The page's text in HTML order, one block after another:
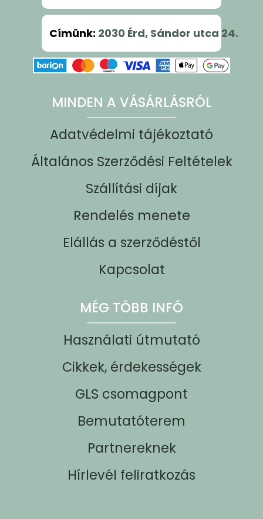
MINDEN A VÁSÁRLÁSRÓL
Adatvédelmi tájékoztató
Általános Szerződési Feltételek
Szállítási díjak
Rendelés menete
Elállás a szerződéstől
Kapcsolat
MÉG TÖBB INFÓ
Használati útmutató
Cikkek, érdekességek
GLS csomagpont
Bemutatóterem
Partnereknek
Hírlevél feliratkozás
Címünk: 2030 Érd, Sándor utca 24.